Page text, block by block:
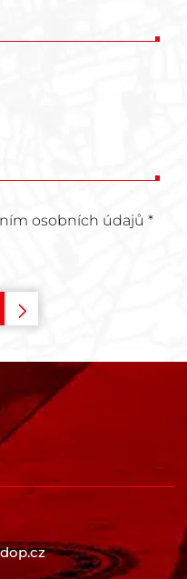
osobních údajů *